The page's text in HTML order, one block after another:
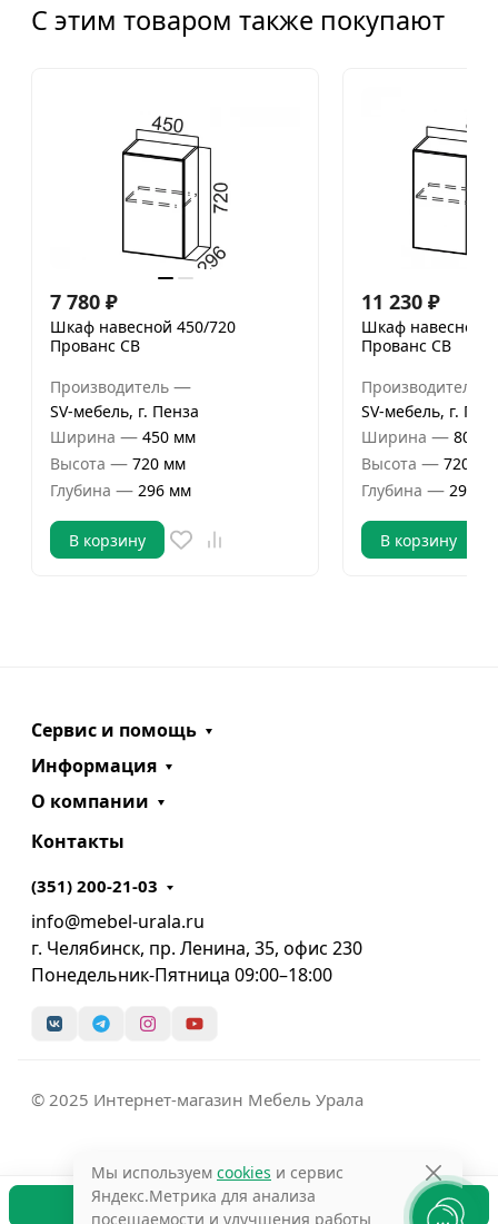
В корзину
С этим товаром также покупают
7 780 ₽
Шкаф навесной 450/720
Прованс СВ
Производитель —
SV-мебель, г. Пенза
Ширина — 450 мм
Высота — 720 мм
Глубина — 296 мм
В корзину
11 230 ₽
Шкаф навесной
Прованс СВ
Производитель
SV-мебель, г.
Ширина — 800
Высота — 720 мм
Глубина — 296
В корзину
Сервис и помощь
Информация
О компании
Контакты
(351) 200-21-03
info@mebel-urala.ru
г. Челябинск, пр. Ленина, 35, офис 230
Понедельник-Пятница 09:00–18:00
© 2025 Интернет-магазин Мебель Урала
Мы используем cookies и сервис
Яндекс.Метрика для анализа
посещаемости и улучшения работы